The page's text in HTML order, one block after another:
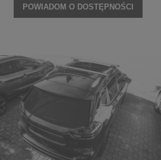
POWIADOM O DOSTĘPNOŚCI